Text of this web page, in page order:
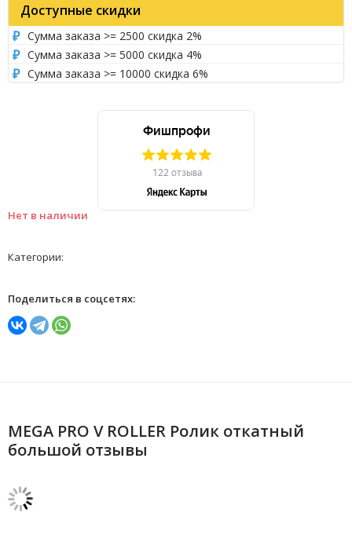
Нет в наличии
Доступные скидки
Сумма заказа >= 2500 скидка 2%
Сумма заказа >= 5000 скидка 4%
Сумма заказа >= 10000 скидка 6%
Категории:
Поделиться в соцсетях:
MEGA PRO V ROLLER Ролик откатный
большой отзывы